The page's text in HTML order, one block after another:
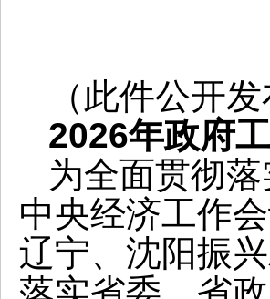
（此件公开发
2026年政府
为全面贯彻
中央经济工作
辽宁、沈阳振